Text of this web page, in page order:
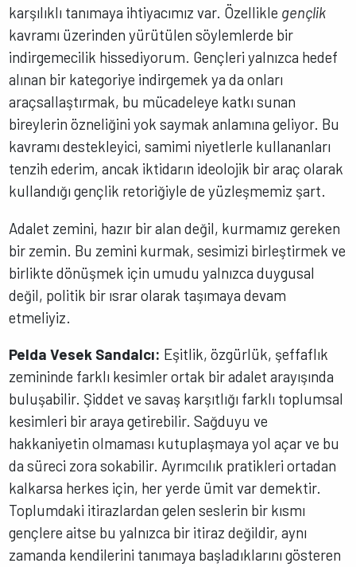
karşılıklı tanımaya ihtiyacımız var. Özellikle gençlik
kavramı üzerinden yürütülen söylemlerde bir
indirgemecilik hissediyorum. Gençleri yalnızca hedef
alınan bir kategoriye indirgemek ya da onları
araçsallaştırmak, bu mücadeleye katkı sunan
bireylerin özneliğini yok saymak anlamına geliyor. Bu
kavramı destekleyici, samimi niyetlerle kullananları
tenzih ederim, ancak iktidarın ideolojik bir araç olarak
kullandığı gençlik retoriğiyle de yüzleşmemiz şart.
Adalet zemini, hazır bir alan değil, kurmamız gereken
bir zemin. Bu zemini kurmak, sesimizi birleştirmek ve
birlikte dönüşmek için umudu yalnızca duygusal
değil, politik bir ısrar olarak taşımaya devam
etmeliyiz.
Pelda Vesek Sandalcı: Eşitlik, özgürlük, şeffaflık
zemininde farklı kesimler ortak bir adalet arayışında
buluşabilir. Şiddet ve savaş karşıtlığı farklı toplumsal
kesimleri bir araya getirebilir. Sağduyu ve
hakkaniyetin olmaması kutuplaşmaya yol açar ve bu
da süreci zora sokabilir. Ayrımcılık pratikleri ortadan
kalkarsa herkes için, her yerde ümit var demektir.
Toplumdaki itirazlardan gelen seslerin bir kısmı
gençlere aitse bu yalnızca bir itiraz değildir, aynı
zamanda kendilerini tanımaya başladıklarını gösteren